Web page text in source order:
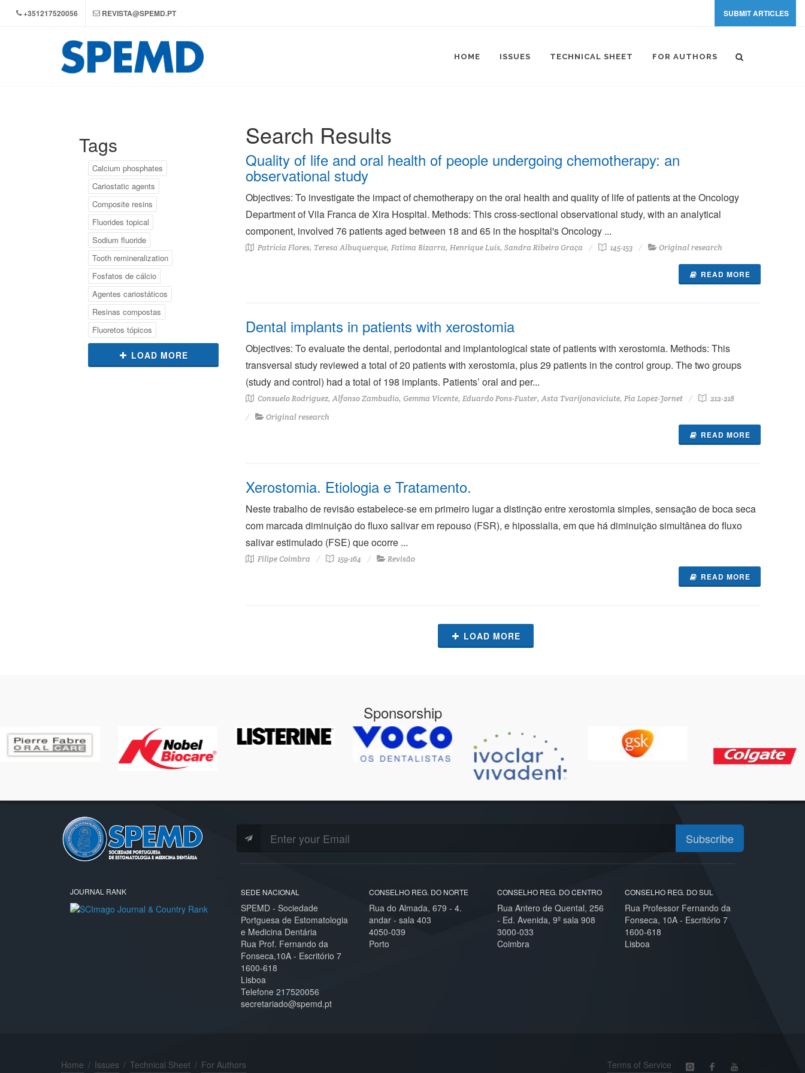
+351217520056 REVISTA@SPEMD.PT SUBMIT ARTICLES
HOME ISSUES TECHNICAL SHEET FOR AUTHORS
Tags
Calcium phosphates
Cariostatic agents
Composite resins
Fluorides topical
Sodium fluoride
Tooth remineralization
Fosfatos de cálcio
Agentes cariostáticos
Resinas compostas
Fluoretos tópicos
LOAD MORE
Search Results
Quality of life and oral health of people undergoing chemotherapy: an
observational study
Objectives: To investigate the impact of chemotherapy on the oral health and quality of life of patients at the Oncology
Department of Vila Franca de Xira Hospital. Methods: This cross-sectional observational study, with an analytical
component, involved 76 patients aged between 18 and 65 in the hospital's Oncology ...
Patrícia Flores, Teresa Albuquerque, Fatima Bizarra, Henrique Luís, Sandra Ribeiro Graça 145-153 Original research
READ MORE
Dental implants in patients with xerostomia
Objectives: To evaluate the dental, periodontal and implantological state of patients with xerostomia. Methods: This
transversal study reviewed a total of 20 patients with xerostomia, plus 29 patients in the control group. The two groups
(study and control) had a total of 198 implants. Patients’ oral and per...
Consuelo Rodriguez, Alfonso Zambudio, Gemma Vicente, Eduardo Pons-Fuster, Asta Tvarijonaviciute, Pia Lopez-Jornet
212-218
Original research
READ MORE
Xerostomia. Etiologia e Tratamento.
Neste trabalho de revisão estabelece-se em primeiro lugar a distinção entre xerostomia simples, sensação de boca seca
com marcada diminuição do fluxo salivar em repouso (FSR), e hipossialia, em que há diminuição simultânea do fluxo
salivar estimulado (FSE) que ocorre ...
Filipe Coimbra 159-164 Revisão
READ MORE
LOAD MORE
Sponsorship
Subscribe
JOURNAL RANK SEDE NACIONAL
SPEMD - Sociedade
Portguesa de Estomatologia
e Medicina Dentária
Rua Prof. Fernando da
Fonseca,10A - Escritório 7
1600-618
Lisboa
Telefone 217520056
secretariado@spemd.pt
CONSELHO REG. DO NORTE
Rua do Almada, 679 - 4.
andar - sala 403
4050-039
Porto
CONSELHO REG. DO CENTRO
Rua Antero de Quental, 256
- Ed. Avenida, 9º sala 908
3000-033
Coimbra
CONSELHO REG. DO SUL
Rua Professor Fernando da
Fonseca, 10A - Escritório 7
1600-618
Lisboa
Home / Issues / Technical Sheet / For Authors Terms of Service